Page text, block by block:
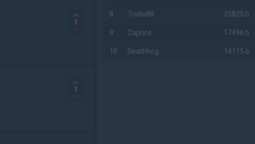
1
1
8 Trollis88 25825 b
9 Caprice 17496 b
10 Deathhog 14115 b